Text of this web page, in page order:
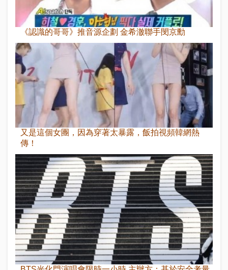
《認識的哥哥》推音源企劃 金希澈聯手閔京勳
又是這個女團，因為穿著太暴露，飯拍視頻韓網熱
傳！